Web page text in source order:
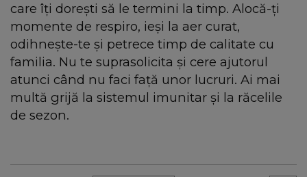
care îți dorești să le termini la timp. Alocă-ți
momente de respiro, ieși la aer curat,
odihnește-te și petrece timp de calitate cu
familia. Nu te suprasolicita și cere ajutorul
atunci când nu faci față unor lucruri. Ai mai
multă grijă la sistemul imunitar și la răcelile
de sezon.